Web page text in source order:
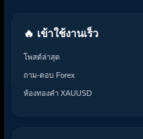
🔥 เข้าใช้งานเร็ว
โพสต์ล่าสุด
ถาม-ตอบ Forex
ห้องทองคำ XAUUSD